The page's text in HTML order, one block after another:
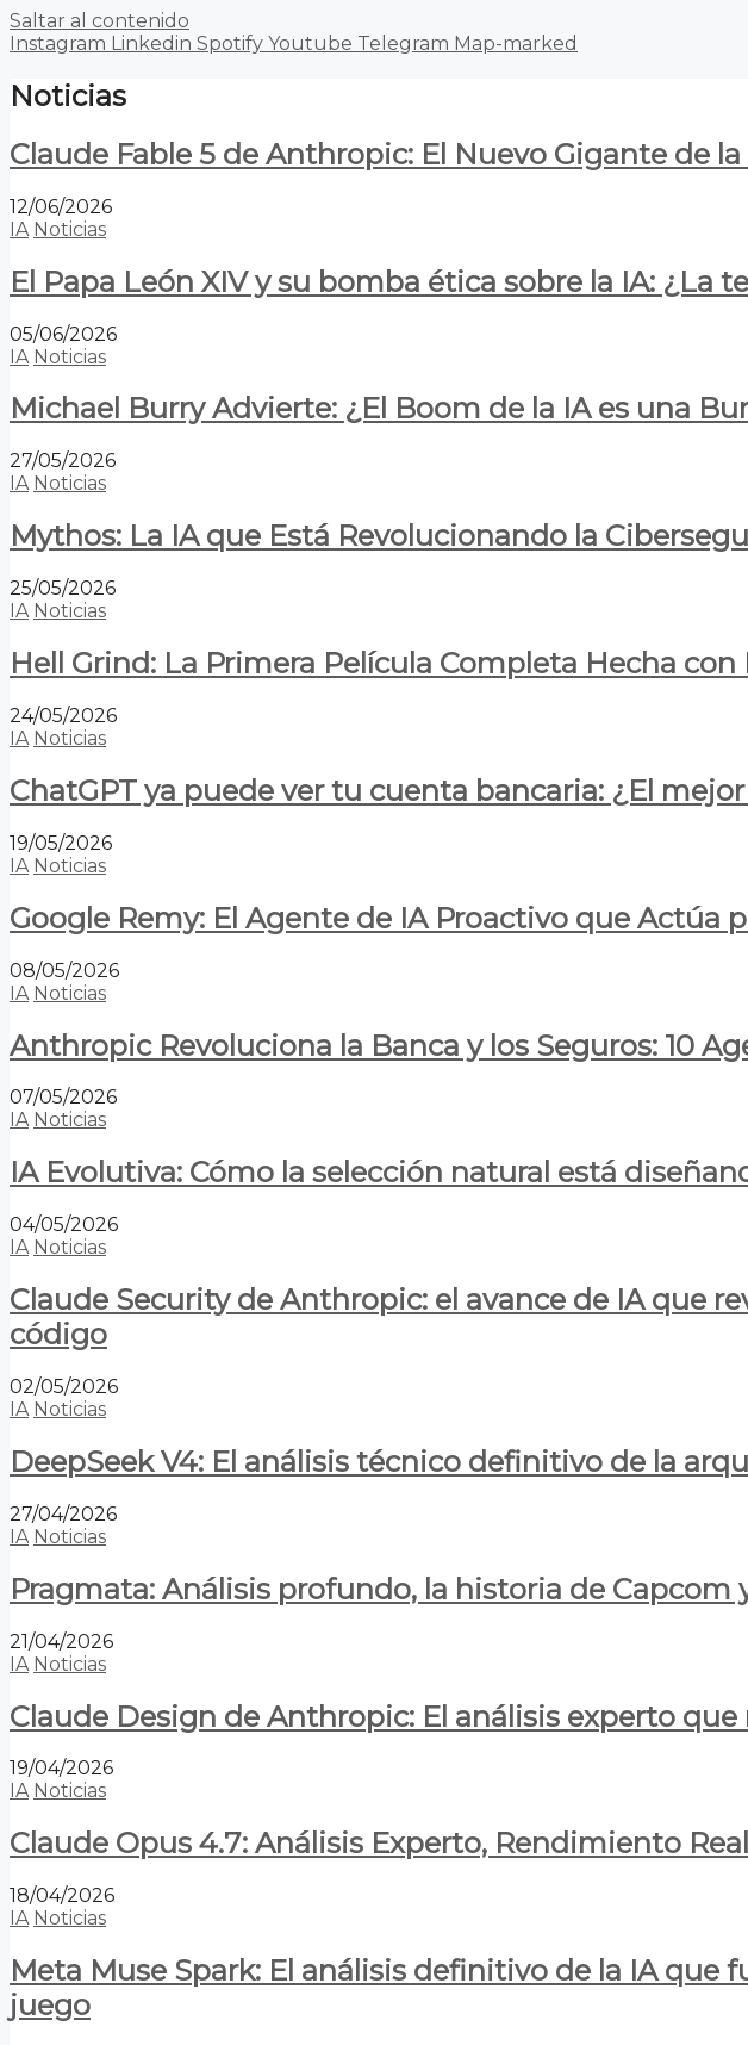
Saltar al contenido
Instagram Linkedin Spotify Youtube Telegram Map-marked
Noticias
Claude Fable 5 de Anthropic: El Nuevo Gigante de
12/06/2026
IA Noticias
El Papa León XIV y su bomba ética sobre la IA:
05/06/2026
IA Noticias
Michael Burry Advierte: ¿El Boom de la IA es una
27/05/2026
IA Noticias
Mythos: La IA que Está Revolucionando la
25/05/2026
IA Noticias
Hell Grind: La Primera Película Completa Hecha
24/05/2026
IA Noticias
ChatGPT ya puede ver tu cuenta bancaria: ¿El
19/05/2026
IA Noticias
Google Remy: El Agente de IA Proactivo que Actúa
08/05/2026
IA Noticias
Anthropic Revoluciona la Banca y los Seguros: 10
07/05/2026
IA Noticias
IA Evolutiva: Cómo la selección natural está
04/05/2026
IA Noticias
Claude Security de Anthropic: el avance de IA que
código
02/05/2026
IA Noticias
DeepSeek V4: El análisis técnico definitivo de la
27/04/2026
IA Noticias
Pragmata: Análisis profundo, la historia de
21/04/2026
IA Noticias
Claude Design de Anthropic: El análisis experto
19/04/2026
IA Noticias
Claude Opus 4.7: Análisis Experto, Rendimiento
18/04/2026
IA Noticias
Meta Muse Spark: El análisis definitivo de la IA que
juego